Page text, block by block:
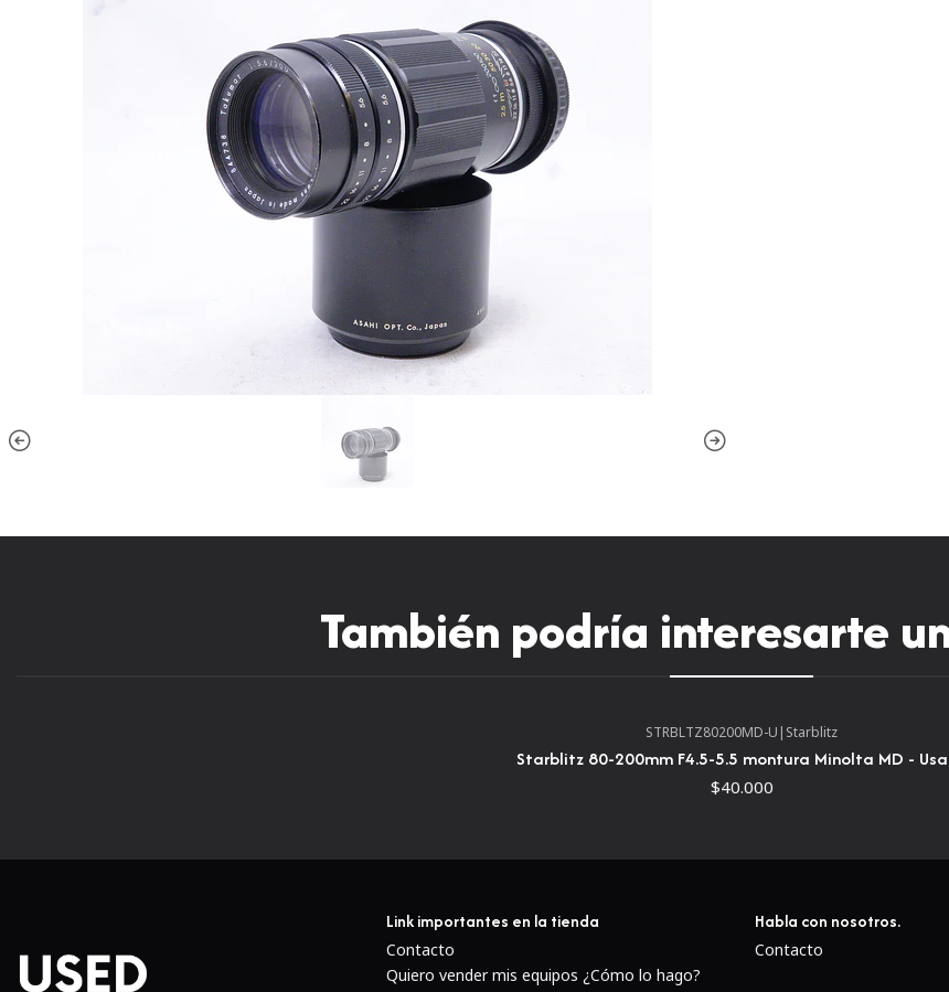
También podría interesarte
STRBLTZ80200MD-U | Starblitz
Starblitz 80-200mm F4.5-5.5 montura Minolta MD -
$40.000
Link importantes en la tienda
Contacto
Quiero vender mis equipos ¿Cómo lo hago?
Habla con nosotros.
Contacto